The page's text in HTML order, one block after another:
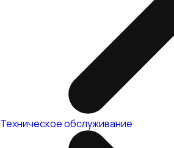
Техническое обслуживание